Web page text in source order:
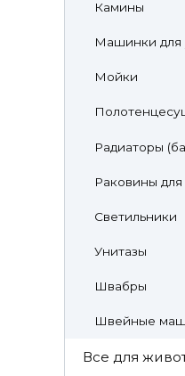
Камины
Машинки для
Мойки
Радиаторы
Раковины
Светильники
Унитазы
Швабры
Швейные
Все для